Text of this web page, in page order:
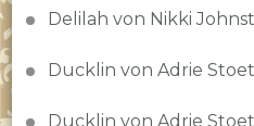
Delilah von Nikki
Ducklin von Adrie
Ducklin von Adrie